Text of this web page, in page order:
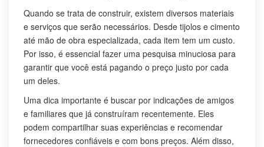
Quando se trata de construir, existem diversos materiais
e serviços que serão necessários. Desde tijolos e cimento
até mão de obra especializada, cada item tem um custo.
Por isso, é essencial fazer uma pesquisa minuciosa para
garantir que você está pagando o preço justo por cada
um deles.
Uma dica importante é buscar por indicações de amigos
e familiares que já construíram recentemente. Eles
podem compartilhar suas experiências e recomendar
fornecedores confiáveis e com bons preços. Além disso,